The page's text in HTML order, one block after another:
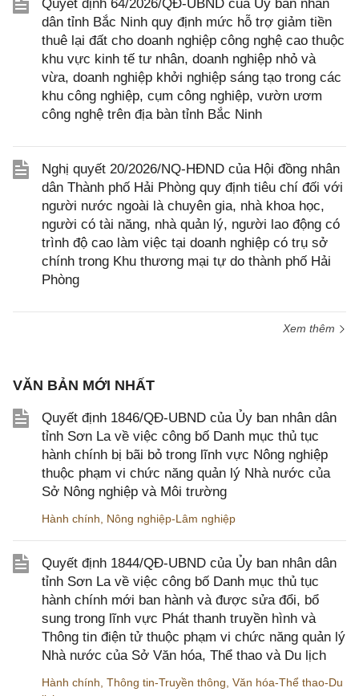
Quyết định 64/2026/QĐ-UBND của Ủy ban nhân
dân tỉnh Bắc Ninh quy định mức hỗ trợ giảm tiền
thuê lại đất cho doanh nghiệp công nghệ cao thuộc
khu vực kinh tế tư nhân, doanh nghiệp nhỏ và
vừa, doanh nghiệp khởi nghiệp sáng tạo trong các
khu công nghiệp, cụm công nghiệp, vườn ươm
công nghệ trên địa bàn tỉnh Bắc Ninh
Nghị quyết 20/2026/NQ-HĐND của Hội đồng nhân
dân Thành phố Hải Phòng quy định tiêu chí đối với
người nước ngoài là chuyên gia, nhà khoa học,
người có tài năng, nhà quản lý, người lao động có
trình độ cao làm việc tại doanh nghiệp có trụ sở
chính trong Khu thương mại tự do thành phố Hải
Phòng
Xem thêm
VĂN BẢN MỚI NHẤT
Quyết định 1846/QĐ-UBND của Ủy ban nhân dân
tỉnh Sơn La về việc công bố Danh mục thủ tục
hành chính bị bãi bỏ trong lĩnh vực Nông nghiệp
thuộc phạm vi chức năng quản lý Nhà nước của
Sở Nông nghiệp và Môi trường
Hành chính Nông nghiệp-Lâm nghiệp
Quyết định 1844/QĐ-UBND của Ủy ban nhân dân
tỉnh Sơn La về việc công bố Danh mục thủ tục
hành chính mới ban hành và được sửa đổi, bổ
sung trong lĩnh vực Phát thanh truyền hình và
Thông tin điện tử thuộc phạm vi chức năng quản lý
Nhà nước của Sở Văn hóa, Thể thao và Du lịch
Hành chính Thông tin-Truyền thông Văn hóa-Thể thao-Du